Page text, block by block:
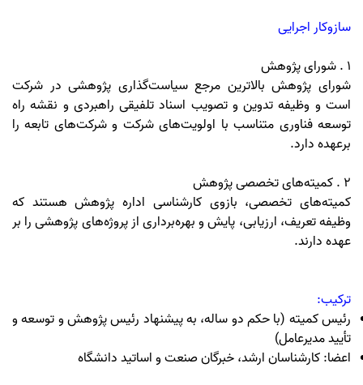
سازوکار اجرایی
۱ .شورای پژوهش
شورای پژوهش بالاترین مرجع سیاست‌گذاری پژوهشی در شرکت
است و وظیفه تدوین و تصویب اسناد تلفیقی راهبردی و نقشه راه
توسعه فناوری متناسب با اولویت‌های شرکت و شرکت‌های تابعه را
برعهده دارد.
۲ .کمیته‌های تخصصی پژوهش
کمیته‌های تخصصی، بازوی کارشناسی اداره پژوهش هستند که
وظیفه تعریف، ارزیابی، پایش و بهره‌برداری از پروژه‌های پژوهشی را بر
عهده دارند.
ترکیب:
رئیس کمیته (با حکم دو ساله، به پیشنهاد رئیس پژوهش و توسعه و
تأیید مدیرعامل)
اعضا: کارشناسان ارشد، خبرگان صنعت و اساتید دانشگاه